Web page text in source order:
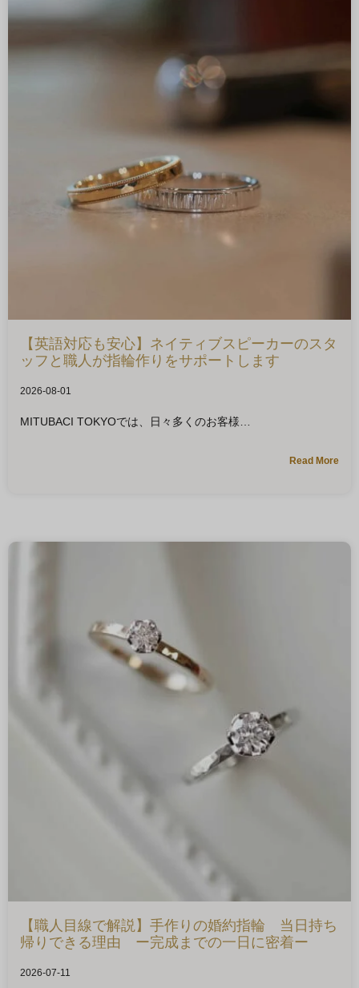
【英語対応も安心】ネイティブスピーカーのスタ
ッフと職人が指輪作りをサポートします
2026-08-01
MITUBACI TOKYOでは、日々多くのお客様
Read More
【職人目線で解説】手作りの婚約指輪 当日持ち
帰りできる理由 ー完成までの一日に密着ー
2026-07-11